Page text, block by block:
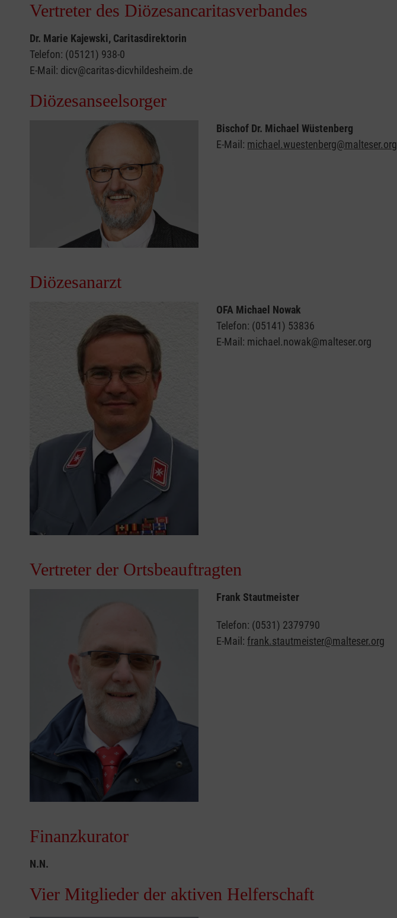
Vertreter des Diözesancaritasverbandes
Dr. Marie Kajewski, Caritasdirektorin
Telefon: (05121) 938-0
E-Mail: dicv@caritas-dicvhildesheim.de
Diözesanseelsorger
Bischof Dr. Michael Wüstenberg
E-Mail: michael.wuestenberg@malteser.org
Diözesanarzt
OFA Michael Nowak
Telefon: (05141) 53836
E-Mail: michael.nowak@malteser.org
Vertreter der Ortsbeauftragten
Frank Stautmeister
Telefon: (0531) 2379790
E-Mail: frank.stautmeister@malteser.org
Finanzkurator
N.N.
Vier Mitglieder der aktiven Helferschaft